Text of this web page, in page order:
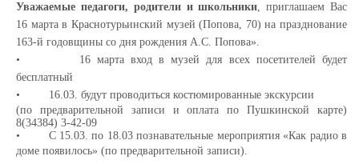
Уважаемые педагоги, родители и школьники, приглашаем Вас
16 марта в Краснотурьинский музей (Попова, 70) на празднование
163-й годовщины со дня рождения А.С. Попова».
•
16 марта вход в музей для всех посетителей будет
бесплатный
•
16.03. будут проводиться костюмированные экскурсии
(по предварительной записи и оплата по Пушкинской карте)
8(34384) 3-42-09
•
С 15.03. по 18.03 познавательные мероприятия «Как радио в
доме появилось» (по предварительной записи).